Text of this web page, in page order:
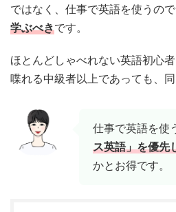
ではなく、仕事で英語を使うので
学ぶべきです。
ほとんどしゃべれない英語初心
喋れる中級者以上であっても、同
仕事で英語を使
ス英語」を優先
かとお得です。